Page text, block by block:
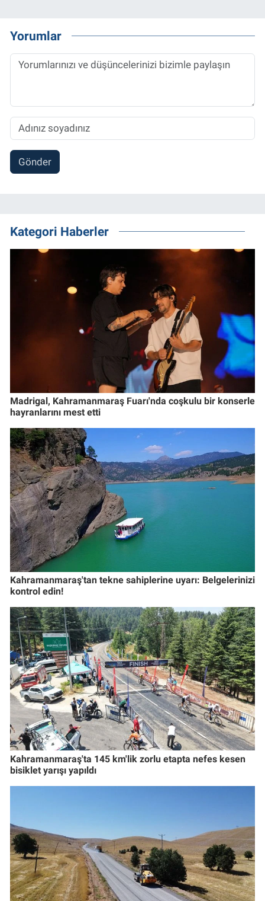
Yorumlar
Gönder
Kategori Haberler
Madrigal, Kahramanmaraş Fuarı'nda coşkulu bir konserle
hayranlarını mest etti
Kahramanmaraş'tan tekne sahiplerine uyarı: Belgelerinizi
kontrol edin!
Kahramanmaraş'ta 145 km'lik zorlu etapta nefes kesen
bisiklet yarışı yapıldı